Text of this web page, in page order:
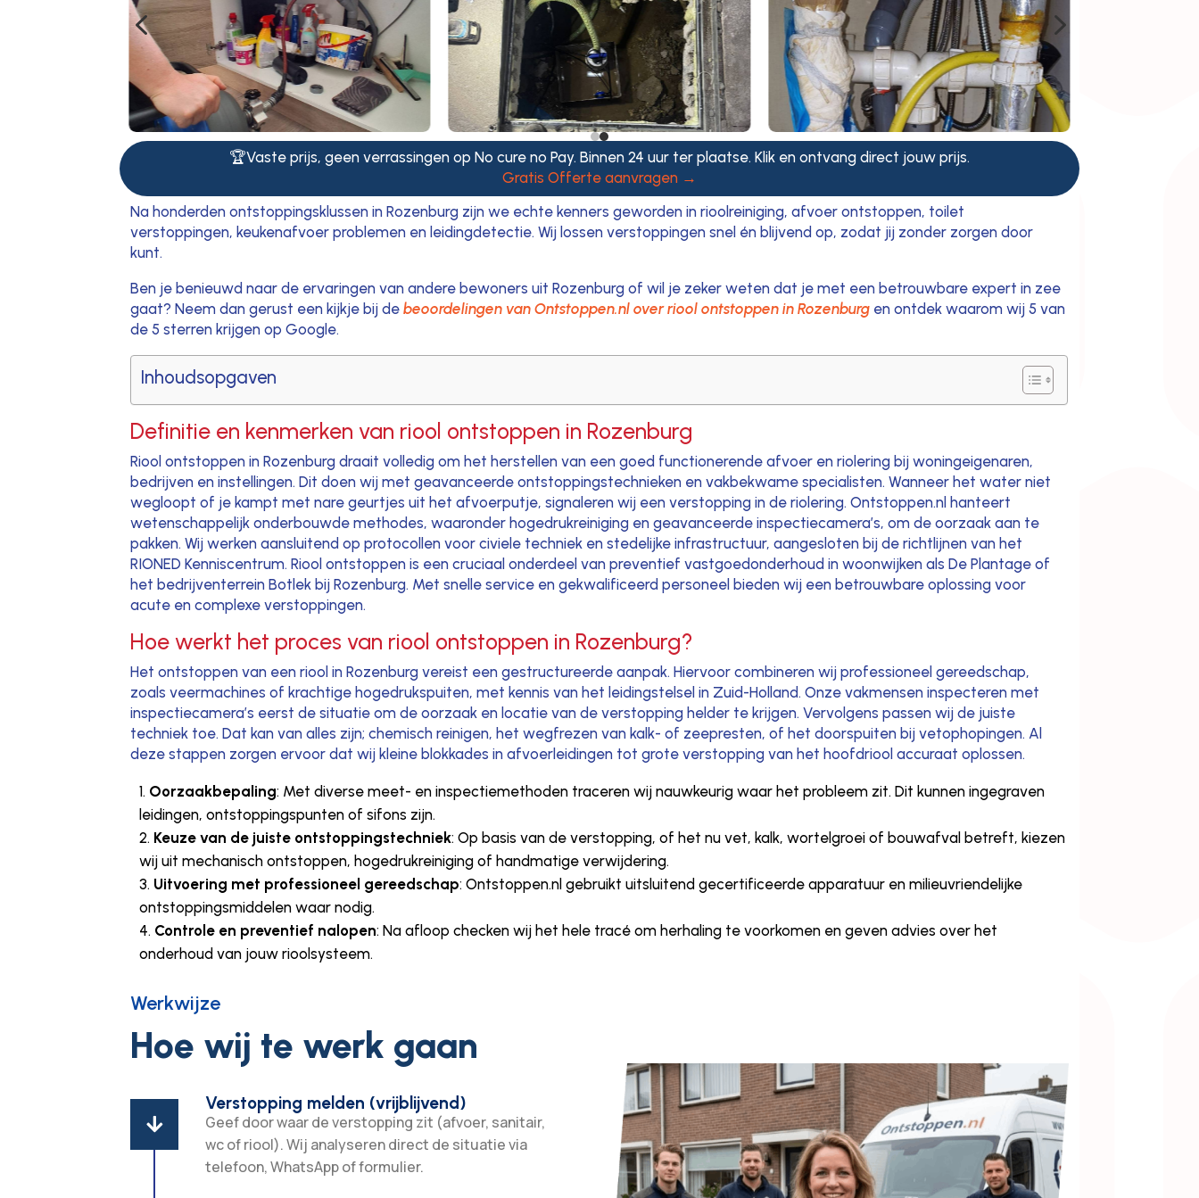
4 5
🏆Vaste prijs, geen verrassingen op No cure no Pay. Binnen 24 uur ter plaatse. Klik en ontvang direct jouw prijs.
Gratis Offerte aanvragen →
Na honderden ontstoppingsklussen in Rozenburg zijn we echte kenners geworden in rioolreiniging, afvoer ontstoppen, toilet
verstoppingen, keukenafvoer problemen en leidingdetectie. Wij lossen verstoppingen snel én blijvend op, zodat jij zonder zorgen door
kunt.
Ben je benieuwd naar de ervaringen van andere bewoners uit Rozenburg of wil je zeker weten dat je met een betrouwbare expert in zee
gaat? Neem dan gerust een kijkje bij debeoordelingen van Ontstoppen.nl over riool ontstoppen in Rozenburg en ontdek waarom wij 5 van
de 5 sterren krijgen op Google.
Inhoudsopgaven
Definitie en kenmerken van riool ontstoppen in Rozenburg
Riool ontstoppen in Rozenburg draait volledig om het herstellen van een goed functionerende afvoer en riolering bij woningeigenaren,
bedrijven en instellingen. Dit doen wij met geavanceerde ontstoppingstechnieken en vakbekwame specialisten. Wanneer het water niet
wegloopt of je kampt met nare geurtjes uit het afvoerputje, signaleren wij een verstopping in de riolering. Ontstoppen.nl hanteert
wetenschappelijk onderbouwde methodes, waaronder hogedrukreiniging en geavanceerde inspectiecamera’s, om de oorzaak aan te
pakken. Wij werken aansluitend op protocollen voor civiele techniek en stedelijke infrastructuur, aangesloten bij de richtlijnen van het
RIONED Kenniscentrum. Riool ontstoppen is een cruciaal onderdeel van preventief vastgoedonderhoud in woonwijken als De Plantage of
het bedrijventerrein Botlek bij Rozenburg. Met snelle service en gekwalificeerd personeel bieden wij een betrouwbare oplossing voor
acute en complexe verstoppingen.
Hoe werkt het proces van riool ontstoppen in Rozenburg?
Het ontstoppen van een riool in Rozenburg vereist een gestructureerde aanpak. Hiervoor combineren wij professioneel gereedschap,
zoals veermachines of krachtige hogedrukspuiten, met kennis van het leidingstelsel in Zuid-Holland. Onze vakmensen inspecteren met
inspectiecamera’s eerst de situatie om de oorzaak en locatie van de verstopping helder te krijgen. Vervolgens passen wij de juiste
techniek toe. Dat kan van alles zijn; chemisch reinigen, het wegfrezen van kalk- of zeepresten, of het doorspuiten bij vetophopingen. Al
deze stappen zorgen ervoor dat wij kleine blokkades in afvoerleidingen tot grote verstopping van het hoofdriool accuraat oplossen.
Oorzaakbepaling: Met diverse meet- en inspectiemethoden traceren wij nauwkeurig waar het probleem zit. Dit kunnen ingegraven
leidingen, ontstoppingspunten of sifons zijn.
Keuze van de juiste ontstoppingstechniek: Op basis van de verstopping, of het nu vet, kalk, wortelgroei of bouwafval betreft, kiezen
wij uit mechanisch ontstoppen, hogedrukreiniging of handmatige verwijdering.
Uitvoering met professioneel gereedschap: Ontstoppen.nl gebruikt uitsluitend gecertificeerde apparatuur en milieuvriendelijke
ontstoppingsmiddelen waar nodig.
Controle en preventief nalopen: Na afloop checken wij het hele tracé om herhaling te voorkomen en geven advies over het
onderhoud van jouw rioolsysteem.
Werkwijze
Hoe wij te werk gaan

Verstopping melden (vrijblijvend)
Geef door waar de verstopping zit (afvoer, sanitair,
wc of riool). Wij analyseren direct de situatie via
telefoon, WhatsApp of formulier.